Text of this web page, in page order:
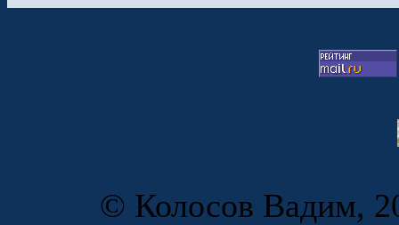
© Колосов Вадим,